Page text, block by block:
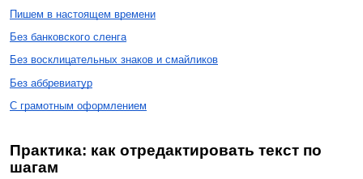
Пишем в настоящем времени
Без банковского сленга
Без восклицательных знаков и смайликов
Без аббревиатур
С грамотным оформлением
Практика: как отредактировать текст по
шагам